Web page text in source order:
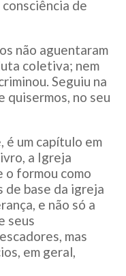
de
não aguentaram
coletiva; nem
Seguiu na
quisermos, no seu
é um capítulo em
a Igreja
o formou como
de base da igreja
e não só a
seus
mas
em geral,